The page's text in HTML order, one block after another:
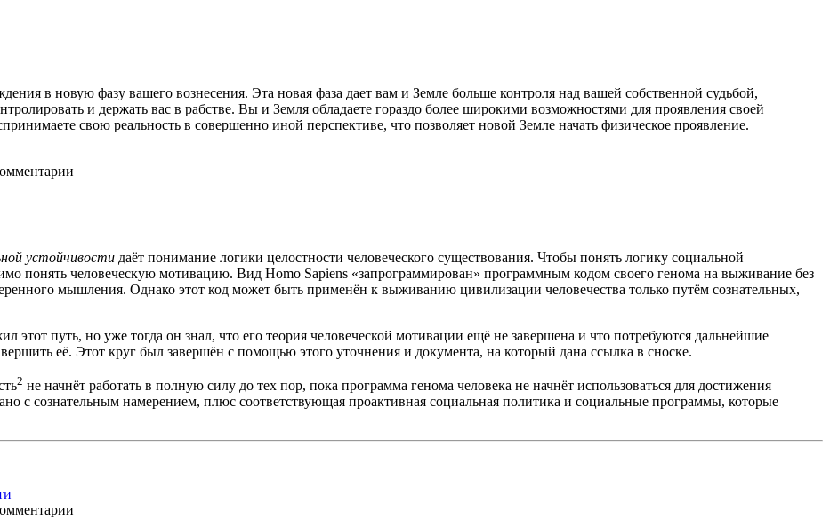
в новую фазу вашего вознесения. Эта новая фаза дает вам и Земле больше контроля над вашей собственной судьбой,
и держать вас в рабстве. Вы и Земля обладаете гораздо более широкими возможностями для проявления своей
свою реальность в совершенно иной перспективе, что позволяет новой Земле начать физическое проявление.
устойчивости даёт понимание логики целостности человеческого существования. Чтобы понять логику социальной
понять человеческую мотивацию. Вид Homo Sapiens «запрограммирован» программным кодом своего генома на выживание без
мышления. Однако этот код может быть применён к выживанию цивилизации человечества только путём сознательных,
этот путь, но уже тогда он знал, что его теория человеческой мотивации ещё не завершена и что потребуются дальнейшие
её. Этот круг был завершён с помощью этого уточнения и документа, на который дана ссылка в сноске.
2 не начнёт работать в полную силу до тех пор, пока программа генома человека не начнёт использоваться для достижения
с сознательным намерением, плюс соответствующая проактивная социальная политика и социальные программы, которые